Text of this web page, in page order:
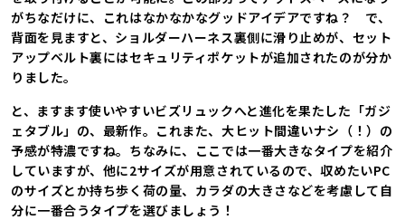
がちなだけに、これはなかなかなグッドアイデアですね？ で、
背面を見ますと、ショルダーハーネス裏側に滑り止めが、セット
アップベルト裏にはセキュリティポケットが追加されたのが分か
りました。
と、ますます使いやすいビズリュックへと進化を果たした「ガジ
ェタブル」の、最新作。これまた、大ヒット間違いナシ（！）の
予感が特濃ですね。ちなみに、ここでは一番大きなタイプを紹介
していますが、他に2サイズが用意されているので、収めたいPC
のサイズとか持ち歩く荷の量、カラダの大きさなどを考慮して自
分に一番合うタイプを選びましょう！